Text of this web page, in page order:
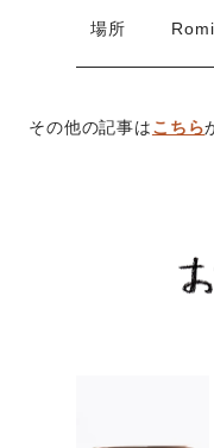
場所
その他の記事はこちら